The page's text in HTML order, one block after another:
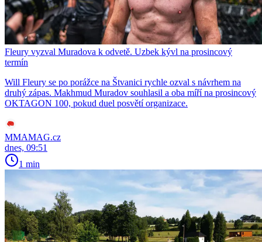
Fleury vyzval Muradova k odvetě. Uzbek kývl na prosincový
termín
Will Fleury se po porážce na Štvanici rychle ozval s návrhem na
druhý zápas. Makhmud Muradov souhlasil a oba míří na prosincový
OKTAGON 100, pokud duel posvětí organizace.
MMAMAG.cz
dnes, 09:51
1 min